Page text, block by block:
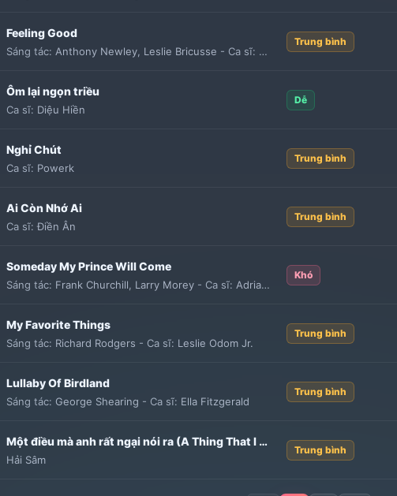
Feeling Good
Sáng tác: Anthony Newley Leslie Bricusse - Ca sĩ: Michael Bublé
Trung bình
Ôm lại ngọn triều
Ca sĩ: Diệu Hiền
Dễ
Nghỉ Chút
Ca sĩ: Powerk
Trung bình
Ai Còn Nhớ Ai
Ca sĩ: Điền Ân
Trung bình
Someday My Prince Will Come
Sáng tác: Frank Churchill Larry Morey - Ca sĩ: Adriana Caselotti
Khó
My Favorite Things
Sáng tác: Richard Rodgers - Ca sĩ: Leslie Odom Jr.
Trung bình
Lullaby Of Birdland
Sáng tác: George Shearing - Ca sĩ: Ella Fitzgerald
Trung bình
Một điều mà anh rất ngại nói ra (A Thing That I Was Afraid To Say)
Hải Sâm
Trung bình